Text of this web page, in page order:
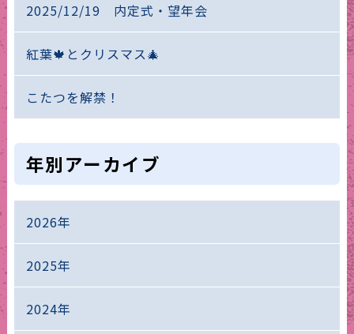
2025/12/19 内定式・望年会
紅葉🍁とクリスマス🎄
こたつを解禁！
年別アーカイブ
2026年
2025年
2024年